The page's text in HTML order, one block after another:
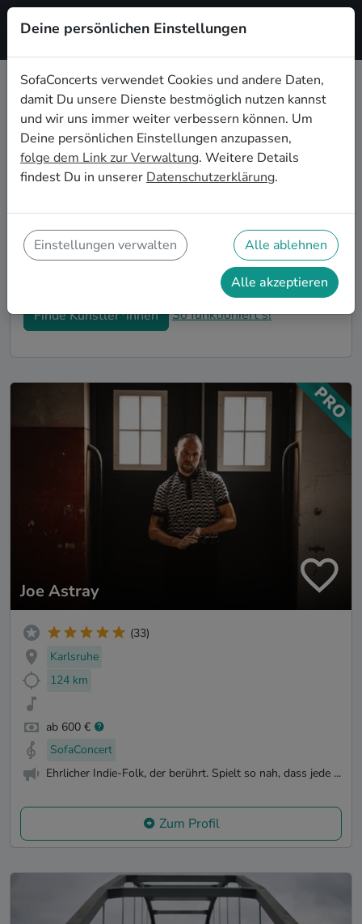
Registrieren
Dein Punk Wohnzimmerkonzert in
Offenbach am Main
Buche Punk Bands und Musiker*innen für Dein
Wohnzimmerkonzert in Offenbach am Main! Unsere
privaten Bühne. Auf SofaConcerts findest Du
professionelle Punk Live-Acts, die genau zu Deinen
Vorstellungen und Deinem Wohnzimmerkonzert
Finde Künstler*innen So funktioniert's!
Joe Astray
(33)
Karlsruhe
124 km
ab 600 €
SofaConcert
Ehrlicher Indie-Folk, der berührt. Spielt so nah, dass jede ...
Zum Profil
Deine persönlichen Einstellungen
SofaConcerts verwendet Cookies und andere Daten,
damit Du unsere Dienste bestmöglich nutzen kannst
und wir uns immer weiter verbessern können. Um
Deine persönlichen Einstellungen anzupassen,
folge dem Link zur Verwaltung. Weitere Details
findest Du in unserer Datenschutzerklärung.
Einstellungen verwalten Alle ablehnen
Alle akzeptieren